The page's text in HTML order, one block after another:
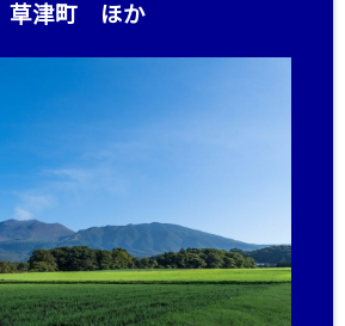
草津町 ほか